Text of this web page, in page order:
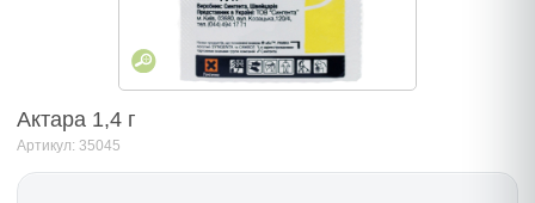
Актара 1,4 г
Артикул: 35045